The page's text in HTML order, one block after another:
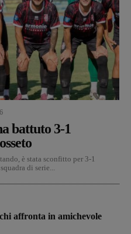
battuto 3-1
è stata sconfitto per 3-1
di serie...
affronta in amichevole